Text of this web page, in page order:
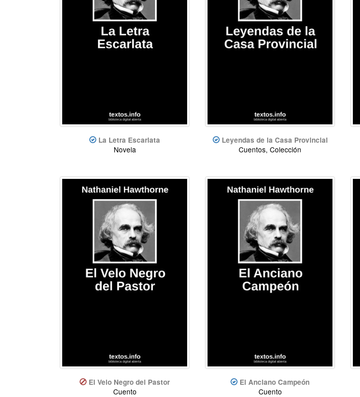
La Letra Escarlata
Novela
Leyendas de la Casa Provincial
Cuentos, Colección
El Velo Negro del Pastor
Cuento
El Anciano Campeón
Cuento